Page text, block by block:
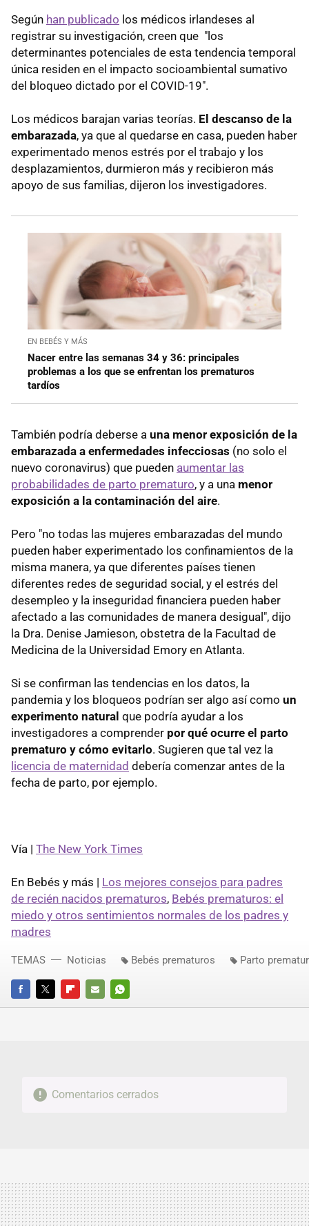
Según han publicado los médicos irlandeses al
registrar su investigación, creen que "los
determinantes potenciales de esta tendencia temporal
única residen en el impacto socioambiental sumativo
del bloqueo dictado por el COVID-19".
Los médicos barajan varias teorías. El descanso de la
embarazada, ya que al quedarse en casa, pueden haber
experimentado menos estrés por el trabajo y los
desplazamientos, durmieron más y recibieron más
apoyo de sus familias, dijeron los investigadores.
EN BEBÉS Y MÁS
Nacer entre las semanas 34 y 36: principales
problemas a los que se enfrentan los prematuros
tardíos
También podría deberse a una menor exposición de la
embarazada a enfermedades infecciosas (no solo el
nuevo coronavirus) que pueden aumentar las
probabilidades de parto prematuro, y a una menor
exposición a la contaminación del aire.
Pero "no todas las mujeres embarazadas del mundo
pueden haber experimentado los confinamientos de la
misma manera, ya que diferentes países tienen
diferentes redes de seguridad social, y el estrés del
desempleo y la inseguridad financiera pueden haber
afectado a las comunidades de manera desigual", dijo
la Dra. Denise Jamieson, obstetra de la Facultad de
Medicina de la Universidad Emory en Atlanta.
Si se confirman las tendencias en los datos, la
pandemia y los bloqueos podrían ser algo así como un
experimento natural que podría ayudar a los
investigadores a comprender por qué ocurre el parto
prematuro y cómo evitarlo. Sugieren que tal vez la
licencia de maternidad debería comenzar antes de la
fecha de parto, por ejemplo.
Vía | The New York Times
En Bebés y más | Los mejores consejos para padres
de recién nacidos prematuros, Bebés prematuros: el
miedo y otros sentimientos normales de los padres y
madres
FACEBOOKTWITTERFLIPBOARD
E-
WHATSAPP
TEMAS Noticias Bebés prematuros Parto
Comentarios cerrados